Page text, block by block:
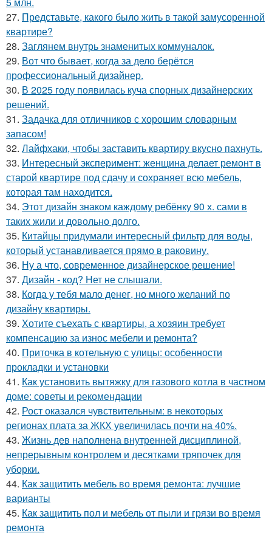
27. Представьте, какого было жить в такой замусоренной
квартире?
28. Заглянем внутрь знаменитых коммуналок.
29. Вот что бывает, когда за дело берётся
профессиональный дизайнер.
30. В 2025 году появилась куча спорных дизайнерских
решений.
31. Задачка для отличников с хорошим словарным
запасом!
32. Лайфхаки, чтобы заставить квартиру вкусно пахнуть.
33. Интересный эксперимент: женщина делает ремонт в
старой квартире под сдачу и сохраняет всю мебель,
которая там находится.
34. Этот дизайн знаком каждому ребёнку 90 х. сами в
таких жили и довольно долго.
35. Китайцы придумали интересный фильтр для воды,
который устанавливается прямо в раковину.
36. Ну а что, современное дизайнерское решение!
37. Дизайн - код? Нет не слышали.
38. Когда у тебя мало денег, но много желаний по
дизайну квартиры.
39. Хотите съехать с квартиры, а хозяин требует
компенсацию за износ мебели и ремонта?
40. Приточка в котельную с улицы: особенности
прокладки и установки
41. Как установить вытяжку для газового котла в частном
доме: советы и рекомендации
42. Рост оказался чувствительным: в некоторых
регионах плата за ЖКХ увеличилась почти на 40%.
43. Жизнь дев наполнена внутренней дисциплиной,
непрерывным контролем и десятками тряпочек для
уборки.
44. Как защитить мебель во время ремонта: лучшие
варианты
45. Как защитить пол и мебель от пыли и грязи во время
ремонта